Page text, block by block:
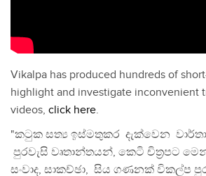
Vikalpa has produced hundreds of
highlight and investigate inconvenient
videos, click here.
"කටුක සත්‍ය ඉස්මතුකර දැක්වෙන
පුරවැසි වෘතාන්තයන්, කෙටි චිත්‍රපට
සංවාද, සාකච්ඡා, සිය ගණනක් විකල්ප